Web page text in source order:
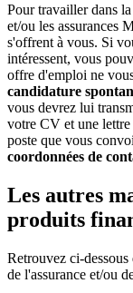
Pour travailler dans
et/ou les assurances
s'offrent à vous. Si
intéressent, vous
offre d'emploi ne
candidature
vous devrez lui
votre CV et une
poste que vous
coordonnées de
Les autres
produits
Retrouvez ci-dessous
de l'assurance et/ou